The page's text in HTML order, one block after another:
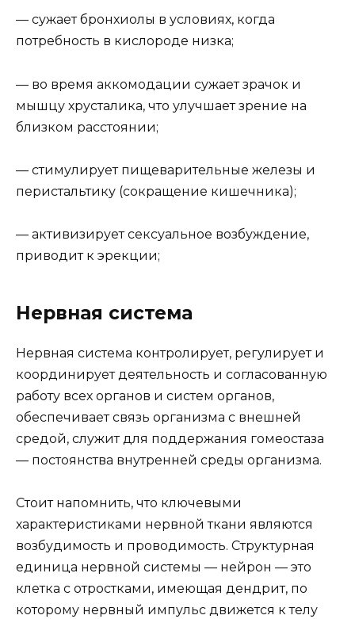
— сужает бронхиолы в условиях, когда
потребность в кислороде низка;
— во время аккомодации сужает зрачок и
мышцу хрусталика, что улучшает зрение на
близком расстоянии;
— стимулирует пищеварительные железы и
перистальтику (сокращение кишечника);
— активизирует сексуальное возбуждение,
приводит к эрекции;
Нервная система
Нервная система контролирует, регулирует и
координирует деятельность и согласованную
работу всех органов и систем органов,
обеспечивает связь организма с внешней
средой, служит для поддержания гомеостаза
— постоянства внутренней среды организма.
Стоит напомнить, что ключевыми
характеристиками нервной ткани являются
возбудимость и проводимость. Структурная
единица нервной системы — нейрон — это
клетка с отростками, имеющая дендрит, по
которому нервный импульс движется к телу